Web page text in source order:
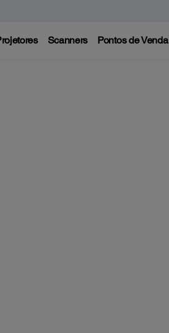
Scanners Pontos de Venda